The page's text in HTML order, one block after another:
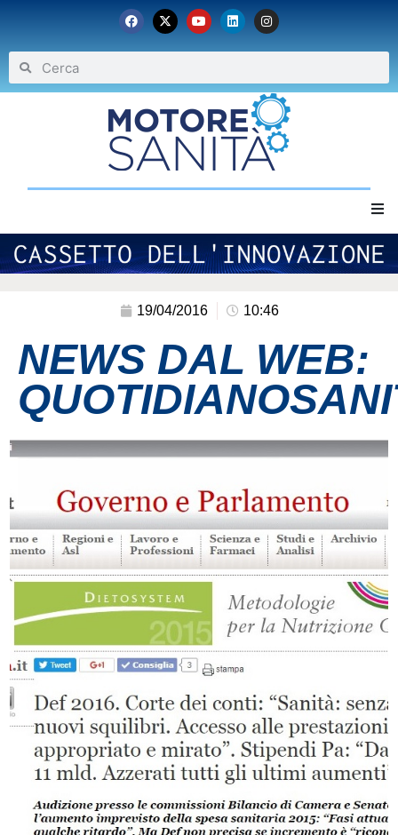
Home
Eventi
Archivio
Contatti
Grandi eventi
Ospedale Virtuale
MotoRare
19/04/2016 10:46
NEWS DAL WEB: